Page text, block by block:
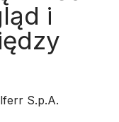
i
S.p.A.